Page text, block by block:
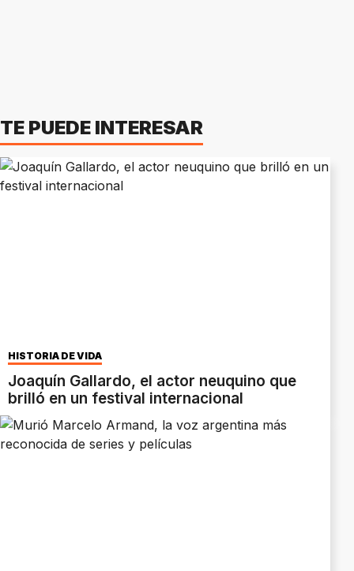
TE PUEDE INTERESAR
HISTORIA DE VIDA
Joaquín Gallardo, el actor neuquino que
brilló en un festival internacional